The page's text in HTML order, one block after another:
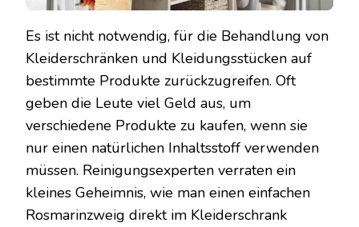
Es ist nicht notwendig, für die Behandlung von
Kleiderschränken und Kleidungsstücken auf
bestimmte Produkte zurückzugreifen. Oft
geben die Leute viel Geld aus, um
verschiedene Produkte zu kaufen, wenn sie
nur einen natürlichen Inhaltsstoff verwenden
müssen. Reinigungsexperten verraten ein
kleines Geheimnis, wie man einen einfachen
Rosmarinzweig direkt im Kleiderschrank